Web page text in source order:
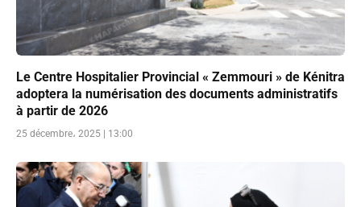
Le Centre Hospitalier Provincial « Zemmouri » de Kénitra
adoptera la numérisation des documents administratifs
à partir de 2026
25 décembre، 2025 | 13:00